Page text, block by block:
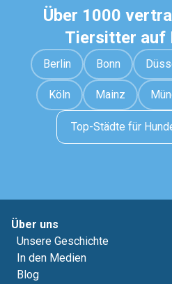
Über 1000
Tiersitter auf
Berlin Bonn
Köln Mainz
Top-Städte für
Über uns
Unsere Geschichte
In den Medien
Blog